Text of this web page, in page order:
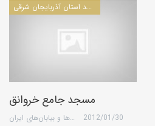
مساجد استان آذربايجان شرقی
مسجد جامع خروانق
گروه کویرها و بیابان‌های ایران 2012/01/30